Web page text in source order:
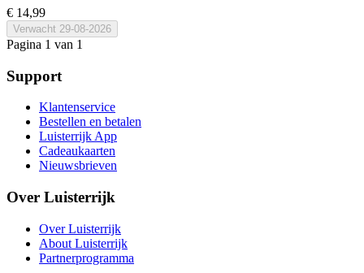
€ 14,99
Verwacht 29-08-2026
Pagina 1 van 1
Support
Klantenservice
Bestellen en betalen
Luisterrijk App
Cadeaukaarten
Nieuwsbrieven
Over Luisterrijk
Over Luisterrijk
About Luisterrijk
Partnerprogramma